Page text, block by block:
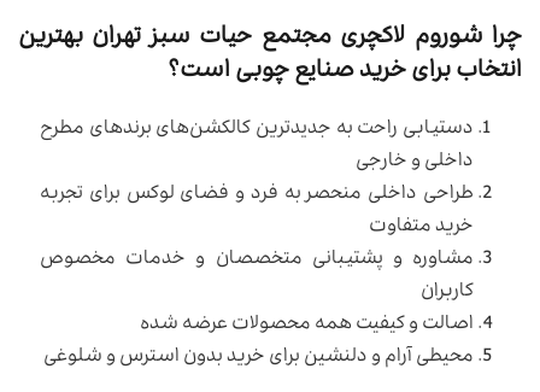
چرا شوروم لاکچری مجتمع حیات سبز تهران بهترین
انتخاب برای خرید صنایع چوبی است؟
دستیابی راحت به جدیدترین کالکشن‌های برندهای مطرح
داخلی و خارجی
طراحی داخلی منحصر به فرد و فضای لوکس برای تجربه
خرید متفاوت
مشاوره و پشتیبانی متخصصان و خدمات مخصوص
کاربران
اصالت و کیفیت همه محصولات عرضه شده
محیطی آرام و دلنشین برای خرید بدون استرس و شلوغی